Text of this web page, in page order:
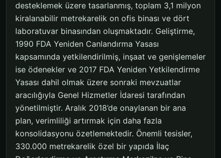
desteklemek üzere tasarlanmış, toplam 3,1 milyon
kiralanabilir metrekarelik on ofis binası ve dört
laboratuvar binasından oluşmaktadır. Geliştirme,
1990 FDA Yeniden Canlandırma Yasası
kapsamında yetkilendirilmiş, inşaat ve genişlemeler
ise ödenekler ve 2017 FDA Yeniden Yetkilendirme
Yasası dahil olmak üzere sonraki mevzuatlar
aracılığıyla Genel Hizmetler İdaresi tarafından
yönetilmiştir. Aralık 2018’de onaylanan bir ana
plan, verimliliği artırmak için daha fazla
konsolidasyonu özetlemektedir. Önemli tesisler,
330.000 metrekarelik özel bir yapıda İlaç